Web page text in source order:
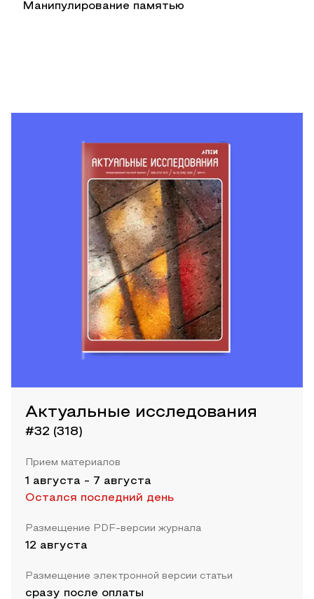
Манипулирование памятью
Актуальные исследования
#32 (318)
Прием материалов
1 августа - 7 августа
Остался последний день
Размещение PDF-версии журнала
12 августа
Размещение электронной версии статьи
сразу после оплаты